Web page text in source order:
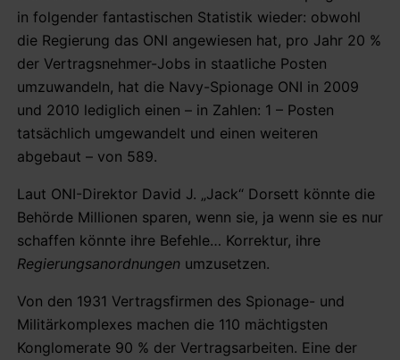
in folgender fantastischen Statistik wieder: obwohl
die Regierung das ONI angewiesen hat, pro Jahr 20 %
der Vertragsnehmer-Jobs in staatliche Posten
umzuwandeln, hat die Navy-Spionage ONI in 2009
und 2010 lediglich einen – in Zahlen: 1 – Posten
tatsächlich umgewandelt und einen weiteren
abgebaut – von 589.
Laut ONI-Direktor David J. „Jack“ Dorsett könnte die
Behörde Millionen sparen, wenn sie, ja wenn sie es nur
schaffen könnte ihre Befehle… Korrektur, ihre
Regierungsanordnungen umzusetzen.
Von den 1931 Vertragsfirmen des Spionage- und
Militärkomplexes machen die 110 mächtigsten
Konglomerate 90 % der Vertragsarbeiten. Eine der